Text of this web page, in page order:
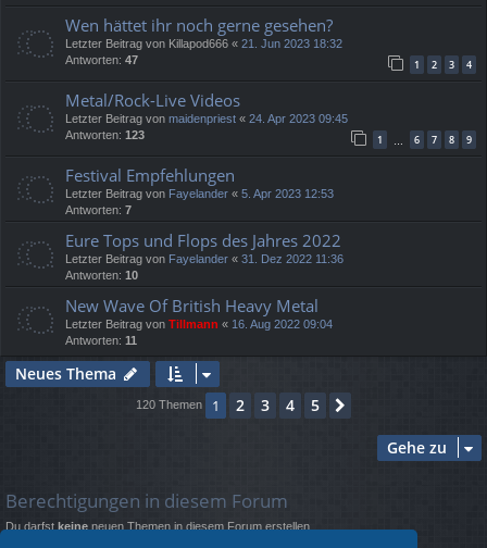
Wen hättet ihr noch gerne gesehen?
Letzter Beitrag von Killapod666 « 21. Jun 2023 18:32
Antworten: 47 1 2 3 4
Metal/Rock-Live Videos
Letzter Beitrag von maidenpriest « 24. Apr 2023 09:45
Antworten: 123 1 … 6 7 8 9
Festival Empfehlungen
Letzter Beitrag von Fayelander « 5. Apr 2023 12:53
Antworten: 7
Eure Tops und Flops des Jahres 2022
Letzter Beitrag von Fayelander « 31. Dez 2022 11:36
Antworten: 10
New Wave Of British Heavy Metal
Letzter Beitrag von Tillmann « 16. Aug 2022 09:04
Antworten: 11
Neues Thema
120 Themen 1 2 3 4 5
Gehe zu
Berechtigungen in diesem Forum
Du darfst keine neuen Themen in diesem Forum erstellen.